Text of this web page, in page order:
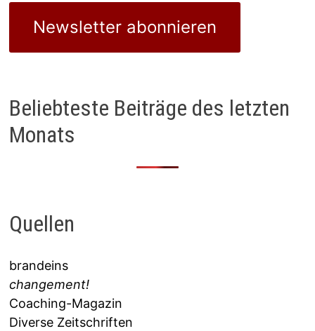
Newsletter abonnieren
Beliebteste Beiträge des letzten
Monats
Quellen
brandeins
changement!
Coaching-Magazin
Diverse Zeitschriften